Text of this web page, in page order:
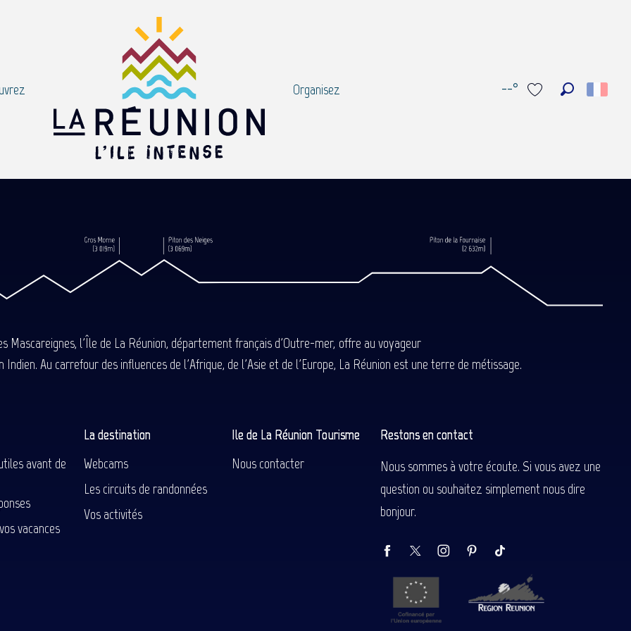
--°
Organisez
Mascareignes, l'Île de La Réunion, département français d'Outre-mer, offre au voyageur
Au carrefour des influences de l'Afrique, de l'Asie et de l'Europe, La Réunion est une terre de métissage.
avant de
vacances
La destination
Webcams
Les circuits de randonnées
Vos activités
Ile de La Réunion Tourisme
Nous contacter
Restons en contact
Nous sommes à votre écoute. Si vous avez une
question ou souhaitez simplement nous dire
bonjour.